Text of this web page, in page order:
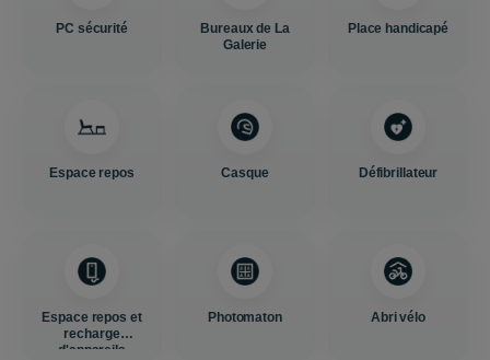
PC sécurité
Bureaux de La
Galerie
Place handicapé
Espace repos Casque Défibrillateur
Espace repos et
recharge
d'appareils
Photomaton Abri vélo